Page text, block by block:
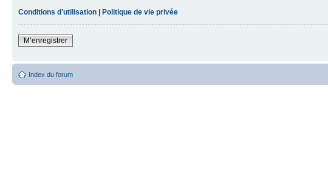
Conditions d’utilisation | Politique de vie privée
M’enregistrer
Index du forum